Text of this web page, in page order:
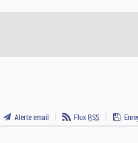
Alerte email Flux RSS